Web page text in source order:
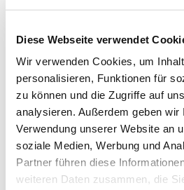
Diese Webseite verwendet
Wir verwenden Cookies, um
personalisieren, Funktionen für
zu können und die Zugriffe auf
analysieren. Außerdem geben
Verwendung unserer Website an
soziale Medien, Werbung und
Partner führen diese
weiteren Daten zusammen, die